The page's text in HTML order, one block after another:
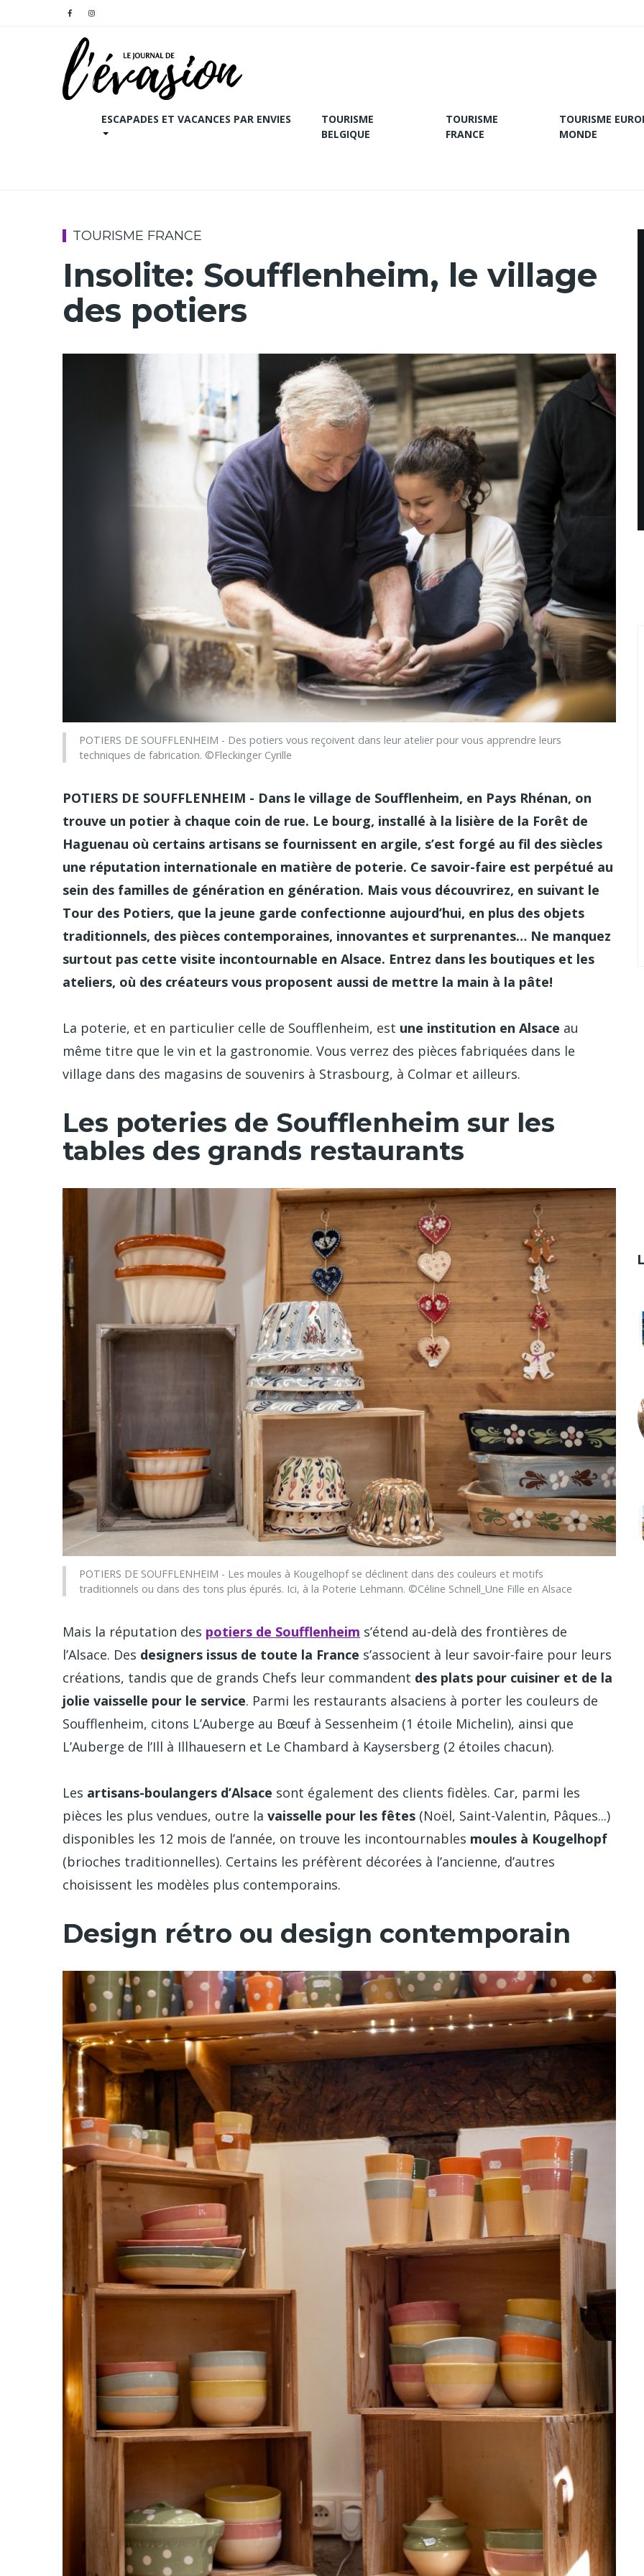
ESCAPADES ET VACANCES PAR ENVIES
TOURISME
BELGIQUE
TOURISME
FRANCE
TOURISME
MONDE
TOURISME FRANCE
Insolite: Soufflenheim, le village
des potiers
POTIERS DE SOUFFLENHEIM - Des potiers vous reçoivent dans leur atelier pour vous apprendre leurs
techniques de fabrication. ©Fleckinger Cyrille
POTIERS DE SOUFFLENHEIM - Dans le village de Soufflenheim, en Pays Rhénan, on
trouve un potier à chaque coin de rue. Le bourg, installé à la lisière de la Forêt de
Haguenau où certains artisans se fournissent en argile, s’est forgé au fil des siècles
une réputation internationale en matière de poterie. Ce savoir-faire est perpétué au
sein des familles de génération en génération. Mais vous découvrirez, en suivant le
Tour des Potiers, que la jeune garde confectionne aujourd’hui, en plus des objets
traditionnels, des pièces contemporaines, innovantes et surprenantes… Ne manquez
surtout pas cette visite incontournable en Alsace. Entrez dans les boutiques et les
ateliers, où des créateurs vous proposent aussi de mettre la main à la pâte!
La poterie, et en particulier celle de Soufflenheim, est une institution en Alsace au
même titre que le vin et la gastronomie. Vous verrez des pièces fabriquées dans le
village dans des magasins de souvenirs à Strasbourg, à Colmar et ailleurs.
Les poteries de Soufflenheim sur les
tables des grands restaurants
POTIERS DE SOUFFLENHEIM - Les moules à Kougelhopf se déclinent dans des couleurs et motifs
traditionnels ou dans des tons plus épurés. Ici, à la Poterie Lehmann. ©Céline Schnell_Une Fille en Alsace
Mais la réputation des potiers de Soufflenheim s’étend au-delà des frontières de
l’Alsace. Des designers issus de toute la France s’associent à leur savoir-faire pour leurs
créations, tandis que de grands Chefs leur commandent des plats pour cuisiner et de la
jolie vaisselle pour le service. Parmi les restaurants alsaciens à porter les couleurs de
Soufflenheim, citons L’Auberge au Bœuf à Sessenheim (1 étoile Michelin), ainsi que
L’Auberge de l’Ill à Illhauesern et Le Chambard à Kaysersberg (2 étoiles chacun).
Les artisans-boulangers d’Alsace sont également des clients fidèles. Car, parmi les
pièces les plus vendues, outre la vaisselle pour les fêtes (Noël, Saint-Valentin, Pâques...)
disponibles les 12 mois de l’année, on trouve les incontournables moules à Kougelhopf
(brioches traditionnelles). Certains les préfèrent décorées à l’ancienne, d’autres
choisissent les modèles plus contemporains.
Design rétro ou design contemporain